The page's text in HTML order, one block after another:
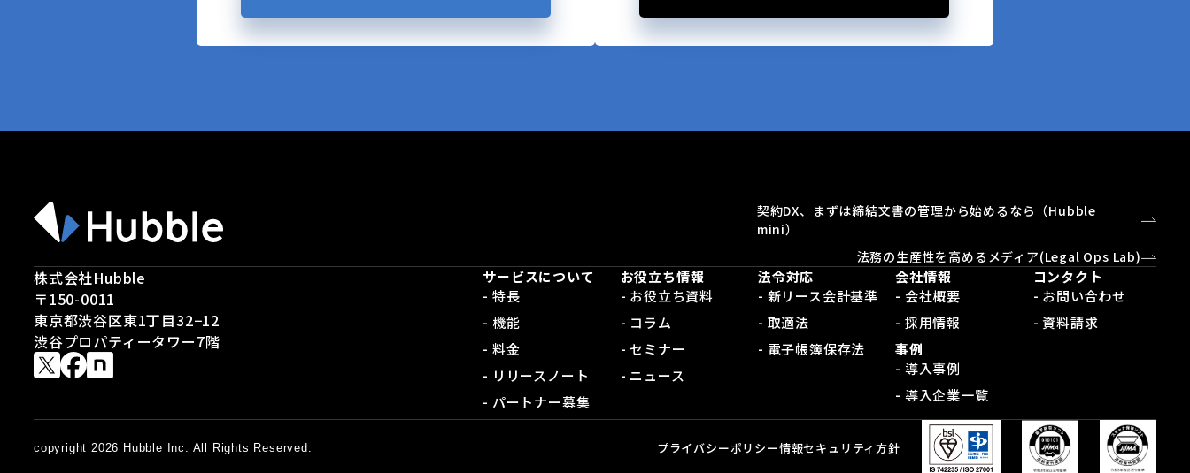
契約DX、まずは締結文書の管理から始めるなら（Hubble
mini）
法務の生産性を高めるメディア(Legal Ops Lab)
株式会社Hubble
〒150-0011
東京都渋谷区東1丁目32−12
渋谷プロパティータワー7階
サービスについて
- 特長
- 機能
- 料金
- リリースノート
- パートナー募集
お役立ち情報
- お役立ち資料
- コラム
- セミナー
- ニュース
法令対応
- 新リース会計基準
- 取適法
- 電子帳簿保存法
会社情報
- 会社概要
- 採用情報
事例
- 導入事例
- 導入企業一覧
コンタクト
- お問い合わせ
- 資料請求
copyright 2026 Hubble Inc. All Rights Reserved. プライバシーポリシー情報セキュリティ方針